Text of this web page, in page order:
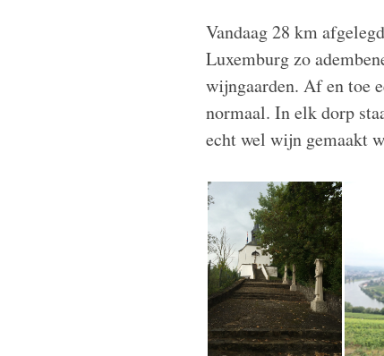
Vandaag 28 km
Luxemburg zo
wijngaarden. Af en toe
normaal. In elk dorp
echt wel wijn gemaakt